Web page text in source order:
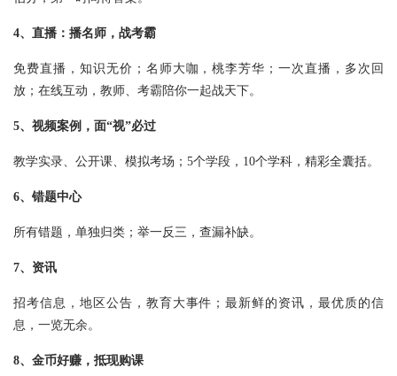
4、直播：播名师，战考霸
免费直播，知识无价；名师大咖，桃李芳华；一次直播，多次回
放；在线互动，教师、考霸陪你一起战天下。
5、视频案例，面“视”必过
教学实录、公开课、模拟考场；5个学段，10个学科，精彩全囊括。
6、错题中心
所有错题，单独归类；举一反三，查漏补缺。
7、资讯
招考信息，地区公告，教育大事件；最新鲜的资讯，最优质的信
息，一览无余。
8、金币好赚，抵现购课